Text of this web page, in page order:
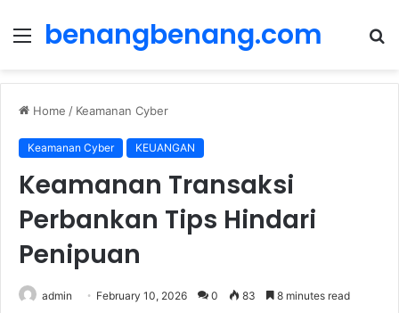
Menu
benangbenang.com
Home / Keamanan Cyber
Keamanan Cyber KEUANGAN
Keamanan Transaksi
Perbankan Tips Hindari
Penipuan
admin February 10, 2026 0 83 8 minutes read